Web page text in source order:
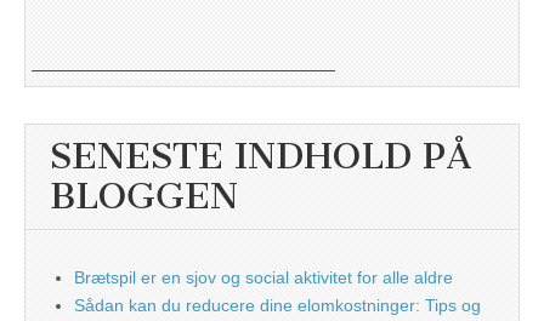
SENESTE INDHOLD PÅ
BLOGGEN
Brætspil er en sjov og social aktivitet for alle aldre
Sådan kan du reducere dine elomkostninger: Tips og